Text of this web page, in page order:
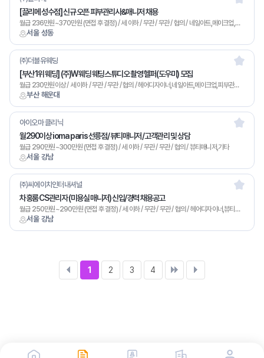
서울 성동
[끌리메 성수점] 신규 오픈 피부관리사&매니저 채용
월급 236만원~370만원 (면접 후 결정) / 세 이하 / 무관 / 무관 / 협의 / 네일아트,메이크업,피부관리,마사지,미용/영업,뷰티매니저,기타
부산 해운대
㈜더블유웨딩
[부산 1위 웨딩] (주)W웨딩 웨딩스튜디오 촬영 헬퍼(도우미) 모집
월급 230만원이상 / 세 이하 / 무관 / 무관 / 협의 / 헤어디자이너,네일아트,메이크업,피부관리,뷰티매니저,기타
서울 강남
아이오마 클리닉
월290이상 ioma paris 선릉점/ 뷰티매니저 /고객관리 및 상담
월급 290만원~300만원 (면접 후 결정) / 세 이하 / 무관 / 무관 / 협의 / 뷰티매니저,기타
서울 강남
㈜씨에이치인터내셔널
차홍룸 CS관리자 (미용실 매니저) 신입/경력 채용공고
월급 250만원~290만원 (면접 후 결정) / 세 이하 / 무관 / 무관 / 협의 / 헤어디자이너,뷰티매니저,기타
1 2 3 4